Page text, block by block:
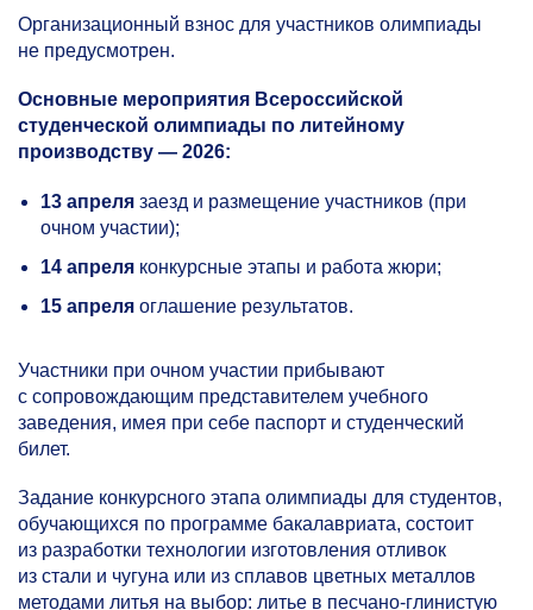
Организационный взнос для участников олимпиады
не предусмотрен.
Основные мероприятия Всероссийской
студенческой олимпиады по литейному
производству — 2026:
13 апреля заезд и размещение участников (при
очном участии);
14 апреля конкурсные этапы и работа жюри;
15 апреля оглашение результатов.
Участники при очном участии прибывают
с сопровождающим представителем учебного
заведения, имея при себе паспорт и студенческий
билет.
Задание конкурсного этапа олимпиады для студентов,
обучающихся по программе бакалавриата, состоит
из разработки технологии изготовления отливок
из стали и чугуна или из сплавов цветных металлов
методами литья на выбор: литье в песчано-глинистую